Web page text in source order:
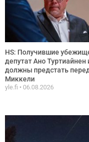
HS: Получившие
депутат Ано Туртиайнен
должны предстать
Миккели
yle.fi 06.08.2026